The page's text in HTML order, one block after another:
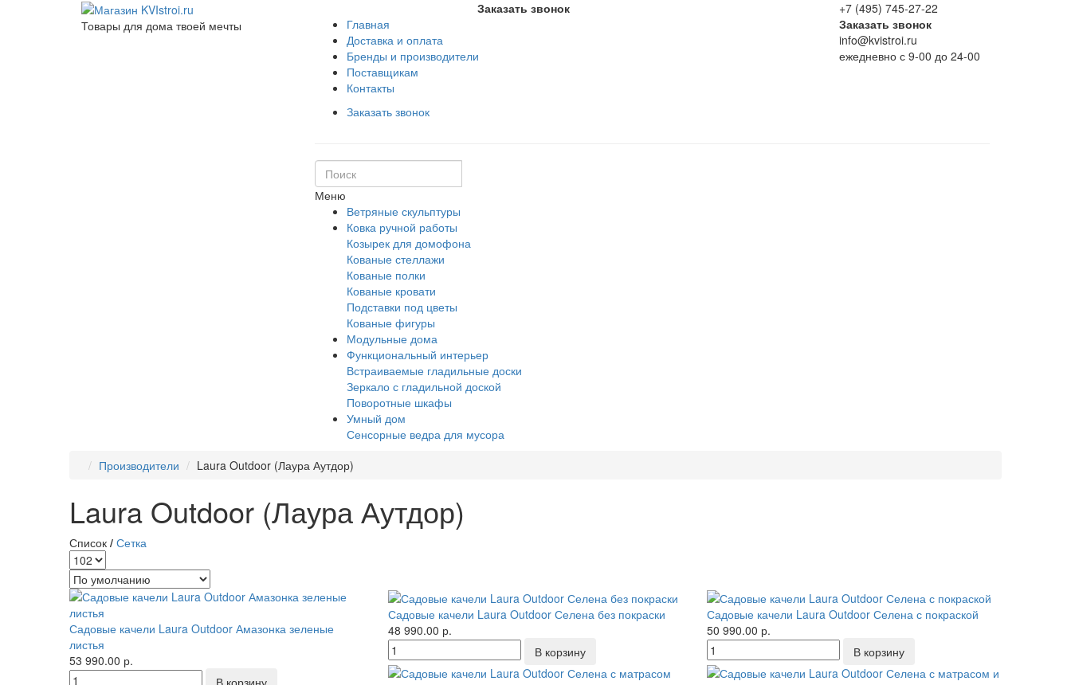
Товары для дома твоей мечты
+7 (495) 745-27-22
Заказать звонок
info@kvistroi.ru
ежедневно с 9-00 до 24-00
Заказать звонок
Главная
Доставка и оплата
Бренды и производители
Поставщикам
Контакты
Заказать звонок
Меню
Ветряные скульптуры
Ковка ручной работы
Козырек для домофона
Кованые стеллажи
Кованые полки
Кованые кровати
Подставки под цветы
Кованые фигуры
Модульные дома
Функциональный интерьер
Встраиваемые гладильные доски
Зеркало с гладильной доской
Поворотные шкафы
Умный дом
Сенсорные ведра для мусора
Производители
Laura Outdoor (Лаура Аутдор)
Laura Outdoor (Лаура Аутдор)
Список / Сетка
Садовые качели Laura Outdoor Амазонка зеленые
листья
53 990.00 р.
Садовые качели Laura Outdoor Селена без покраски
48 990.00 р.
Садовые качели Laura Outdoor Селена с покраской
50 990.00 р.